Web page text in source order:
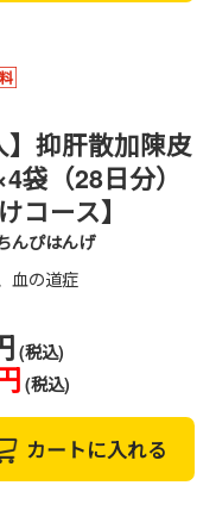
】抑肝散加陳皮
袋（28日分）
コース】
んぴはんげ
血の道症
(税込)
(税込)
カートに入れる